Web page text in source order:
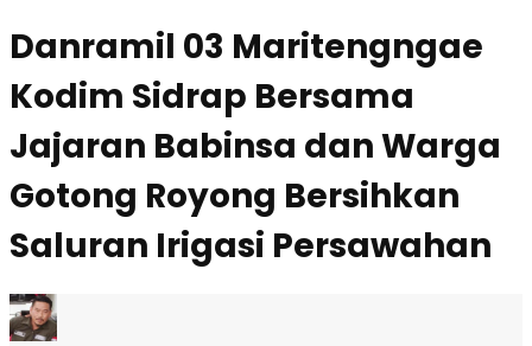
Danramil 03 Maritengngae
Kodim Sidrap Bersama
Jajaran Babinsa dan Warga
Gotong Royong Bersihkan
Saluran Irigasi Persawahan